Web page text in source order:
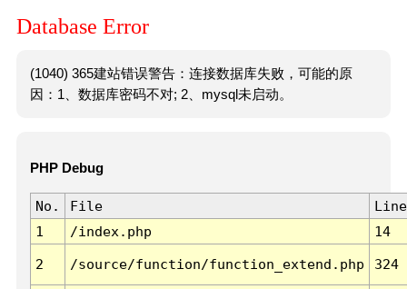
Database Error
(1040) 365建站错误警告：连接数据库失败，可能的原
因：1、数据库密码不对; 2、mysql未启动。
PHP Debug
No. File
Line
1
/index.php 14
2 /source/function/function_extend.php 324